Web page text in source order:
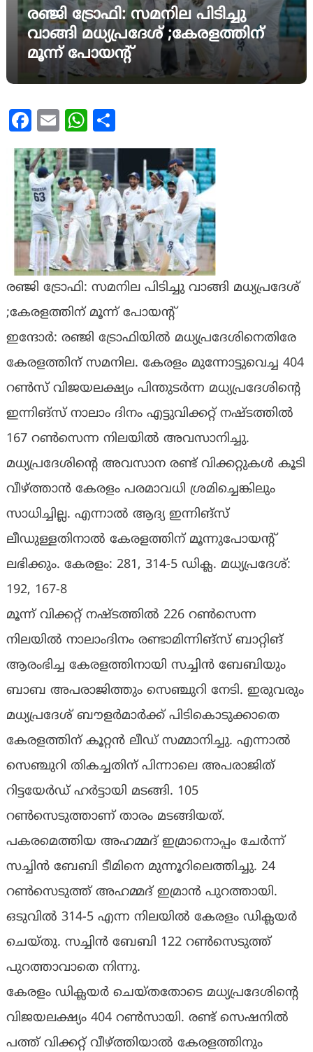
രഞ്ജി ട്രോഫി: സമനില പിടിച്ചു
വാങ്ങി മധ്യപ്രദേശ് ;കേരളത്തിന്
മൂന്ന് പോയൻ്റ്
Facebook
Email WhatsApp
രഞ്ജി ട്രോഫി: സമനില പിടിച്ചു വാങ്ങി മധ്യപ്രദേശ്
;കേരളത്തിന് മൂന്ന് പോയൻ്റ്
ഇന്ദോര്‍: രഞ്ജി ട്രോഫിയില്‍ മധ്യപ്രദേശിനെതിരേ
കേരളത്തിന് സമനില. കേരളം മുന്നോട്ടുവെച്ച 404
റണ്‍സ് വിജയലക്ഷ്യം പിന്തുടര്‍ന്ന മധ്യപ്രദേശിന്റെ
ഇന്നിങ്‌സ് നാലാം ദിനം എട്ടുവിക്കറ്റ് നഷ്ടത്തില്‍
167 റണ്‍സെന്ന നിലയില്‍ അവസാനിച്ചു.
മധ്യപ്രദേശിന്റെ അവസാന രണ്ട് വിക്കറ്റുകള്‍ കൂടി
വീഴ്ത്താന്‍ കേരളം പരമാവധി ശ്രമിച്ചെങ്കിലും
സാധിച്ചില്ല. എന്നാൽ ആദ്യ ഇന്നിങ്സ്
ലീഡുള്ളതിനാൽ കേരളത്തിന് മൂന്നുപോയന്റ്
ലഭിക്കും. കേരളം: 281, 314-5 ഡിക്ല. മധ്യപ്രദേശ്:
192, 167-8
മൂന്ന് വിക്കറ്റ് നഷ്ടത്തില്‍ 226 റണ്‍സെന്ന
നിലയില്‍ നാലാംദിനം രണ്ടാമിന്നിങ്‌സ് ബാറ്റിങ്
ആരംഭിച്ച കേരളത്തിനായി സച്ചിന്‍ ബേബിയും
ബാബ അപരാജിത്തും സെഞ്ചുറി നേടി. ഇരുവരും
മധ്യപ്രദേശ് ബൗളര്‍മാര്‍ക്ക് പിടികൊടുക്കാതെ
കേരളത്തിന് കൂറ്റൻ ലീഡ് സമ്മാനിച്ചു. എന്നാല്‍
സെഞ്ചുറി തികച്ചതിന് പിന്നാലെ അപരാജിത്
റിട്ടയേര്‍ഡ് ഹര്‍ട്ടായി മടങ്ങി. 105
റണ്‍സെടുത്താണ് താരം മടങ്ങിയത്.
പകരമെത്തിയ അഹമ്മദ് ഇമ്രാനൊപ്പം ചേര്‍ന്ന്
സച്ചിന്‍ ബേബി ടീമിനെ മുന്നൂറിലെത്തിച്ചു. 24
റണ്‍സെടുത്ത് അഹമ്മദ് ഇമ്രാന്‍ പുറത്തായി.
ഒടുവില്‍ 314-5 എന്ന നിലയില്‍ കേരളം ഡിക്ലയര്‍
ചെയ്തു. സച്ചിന്‍ ബേബി 122 റണ്‍സെടുത്ത്
പുറത്താവാതെ നിന്നു.
കേരളം ഡിക്ലയര്‍ ചെയ്തതോടെ മധ്യപ്രദേശിന്റെ
വിജയലക്ഷ്യം 404 റണ്‍സായി. രണ്ട് സെഷനില്‍
പത്ത് വിക്കറ്റ് വീഴ്ത്തിയാല്‍ കേരളത്തിനും